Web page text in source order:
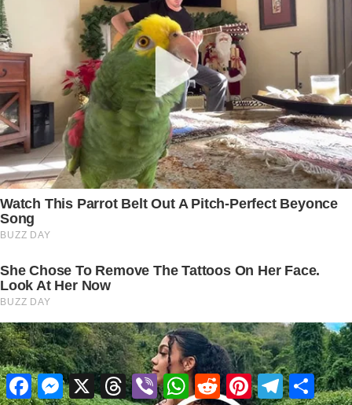
FacebookMessenger
X ThreadsViberWhatsApp
RedditPinterestTelegram
Share